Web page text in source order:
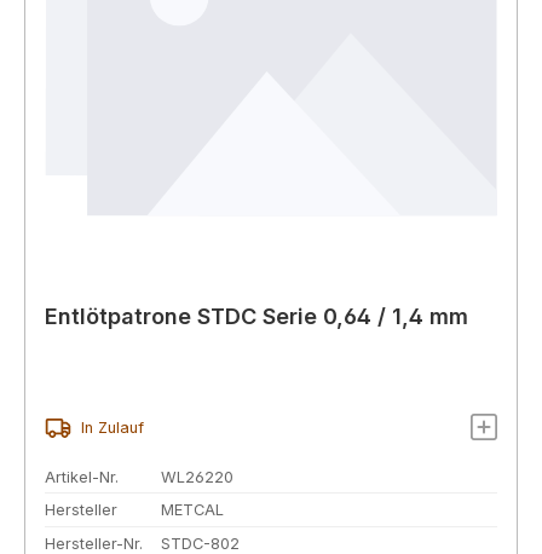
Entlötpatrone STDC Serie 0,64 / 1,4 mm
In Zulauf
Artikel-Nr.
WL26220
Hersteller
METCAL
Hersteller-Nr.
STDC-802